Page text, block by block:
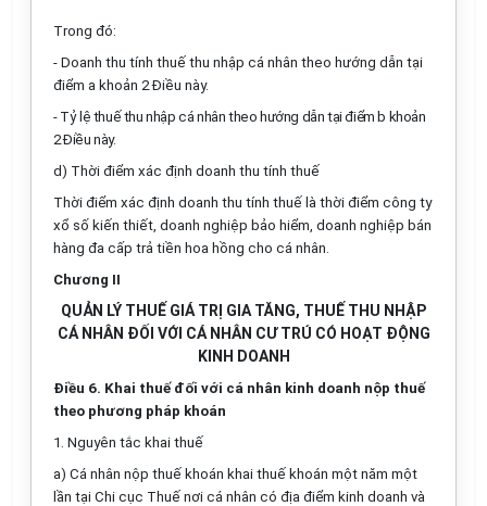
Trong đó:
- Doanh thu tính thuế thu nhập cá nhân theo hướng dẫn tại
điểm a khoản 2 Điều này.
- Tỷ lệ thuế thu nhập cá nhân theo hướng dẫn tại điểm b khoản
2 Điều này.
d) Thời điểm xác định doanh thu tính thuế
Thời điểm xác định doanh thu tính thuế là thời điểm công ty
xổ số kiến thiết, doanh nghiệp bảo hiểm, doanh nghiệp bán
hàng đa cấp trả tiền hoa hồng cho cá nhân.
Chương II
QUẢN LÝ THUẾ GIÁ TRỊ GIA TĂNG, THUẾ THU NHẬP
CÁ NHÂN ĐỐI VỚI CÁ NHÂN CƯ TRÚ CÓ HOẠT ĐỘNG
KINH DOANH
Điều 6. Khai thuế đối với cá nhân kinh doanh nộp thuế
theo phương pháp khoán
1. Nguyên tắc khai thuế
a) Cá nhân nộp thuế khoán khai thuế khoán một năm một
lần tại Chi cục Thuế nơi cá nhân có địa điểm kinh doanh và